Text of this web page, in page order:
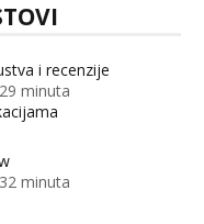
i recenzije
minuta
minuta